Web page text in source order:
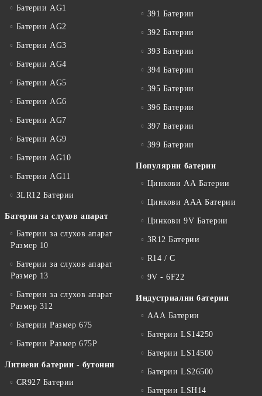
Батерии AG1
Батерии AG2
Батерии AG3
Батерии AG4
Батерии AG5
Батерии AG6
Батерии AG7
Батерии AG9
Батерии AG10
Батерии AG11
3LR12 Батерии
Батерии за слухов апарат
Батерии за слухов апарат
Размер 10
Батерии за слухов апарат
Размер 13
Батерии за слухов апарат
Размер 312
Батерии Размер 675
Батерии Размер 675P
Литиеви батерии - бутонни
CR927 Батерии
391 Батерии
392 Батерии
393 Батерии
394 Батерии
395 Батерии
396 Батерии
397 Батерии
399 Батерии
Популярни батерии
Цинкови АА Батерии
Цинкови ААА Батерии
Цинкови 9V Батерии
3R12 Батерии
R14 / C
9V - 6F22
Индустриални батерии
ААА Батерии
Батерии LS14250
Батерии LS14500
Батерии LS26500
Батерии LSH14